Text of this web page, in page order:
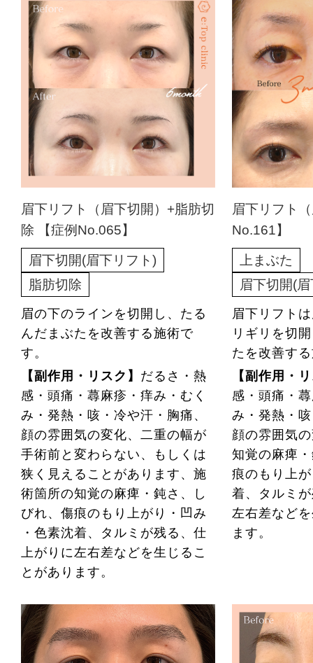
眉下リフト（眉下切開）+脂肪切
除 【症例No.065】
眉下切開(眉下リフト)
脂肪切除
眉の下のラインを切開し、たる
んだまぶたを改善する施術で
す。
【副作用・リスク】 だるさ・熱
感・頭痛・蕁麻疹・痒み・むく
み・発熱・咳・冷や汗・胸痛、
顔の雰囲気の変化、二重の幅が
手術前と変わらない、もしくは
狭く見えることがあります、施
術箇所の知覚の麻痺・鈍さ、し
びれ、傷痕のもり上がり・凹み
・色素沈着、タルミが残る、仕
上がりに左右差などを生じるこ
とがあります。
眉下リフト
No.161】
上まぶた
眉下切開(
眉下リフト
リギリを切
たを改善す
【副作用・
感・頭痛・
み・発熱・
顔の雰囲気
知覚の麻痺
痕のもり上
着、タルミ
左右差など
ます。